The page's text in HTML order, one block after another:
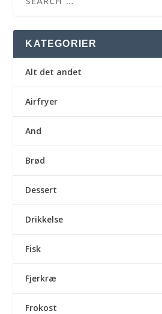
KATEGORIER
Alt det andet
Airfryer
And
Brød
Dessert
Drikkelse
Fisk
Fjerkræ
Frokost